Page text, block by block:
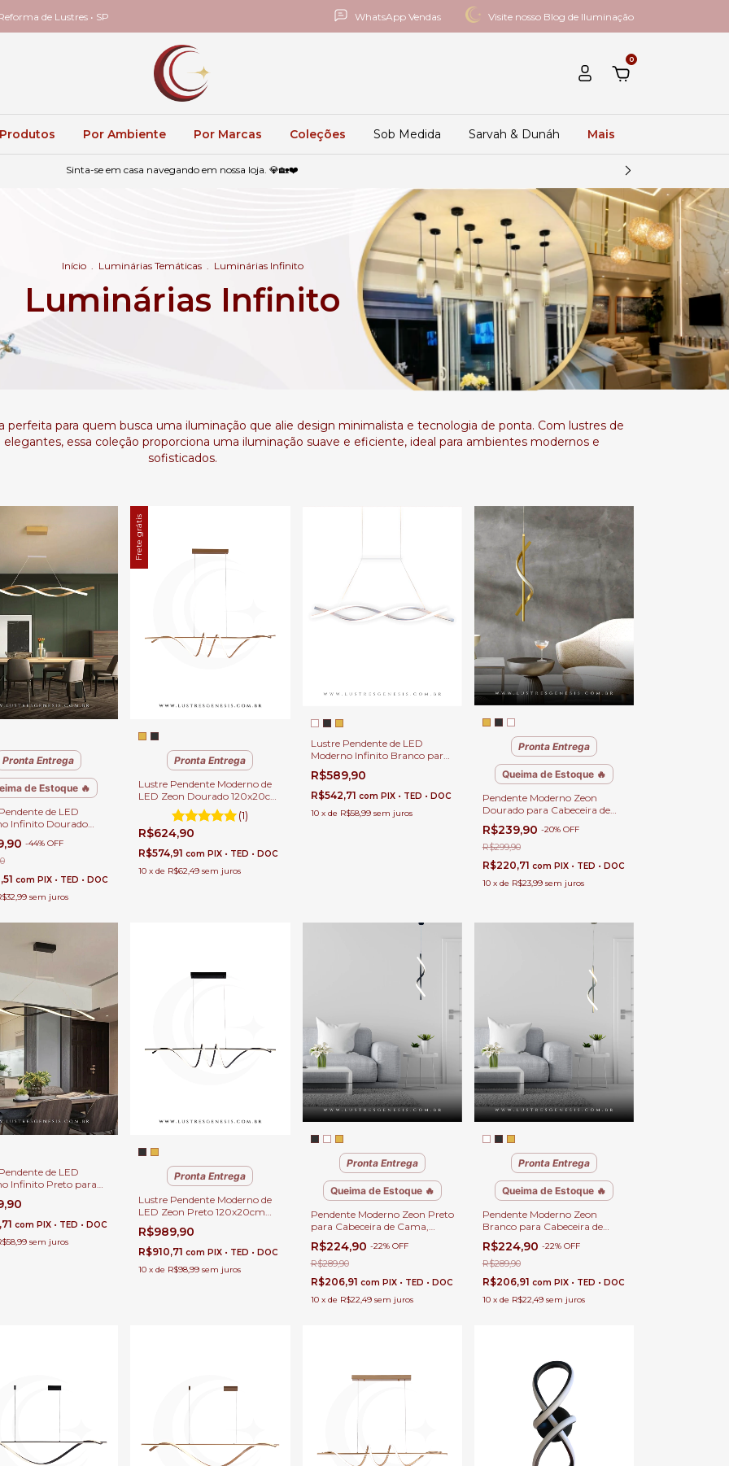
de Lustres • SP WhatsApp Vendas Visite nosso Blog de Iluminação
0
Por Ambiente Por Marcas Coleções Sob Medida Sarvah & Dunáh Mais
Sinta-se em casa navegando em nossa loja. 💎🏡❤️
Início . Luminárias Temáticas . Luminárias Infinito
Luminárias Infinito
perfeita para quem busca uma iluminação que alie design minimalista e tecnologia de ponta. Com lustres de
essa coleção proporciona uma iluminação suave e eficiente, ideal para ambientes modernos e
sofisticados.
Pronta Entrega
de Estoque 🔥
de LED
Infinito Dourado
de Jantar, Quartos,
e Escritórios
-44% OFF
com PIX • TED • DOC
sem juros
Frete grátis
Pronta Entrega
Lustre Pendente Moderno de
LED Zeon Dourado 120x20cm
para Sala de Jantar, Quartos e
Sala de Estar e Apartamento
(1)
R$624,90
R$574,91com PIX • TED • DOC
10 xde R$62,49 sem juros
Lustre Pendente de LED
Moderno Infinito Branco para
Sala de Jantar, Quartos, Sala
de Estar e Escritórios
R$589,90
R$542,71 com PIX • TED • DOC
10 x de R$58,99 sem juros
Pronta Entrega
Queima de Estoque 🔥
Pendente Moderno Zeon
Dourado para Cabeceira de
Cama, Balcão de Cozinha,
Quartos, Lavabo e Banheiro
R$239,90 -20% OFF
R$299,90
R$220,71 com PIX • TED • DOC
10 x de R$23,99 sem juros
de LED
Infinito Preto para
Jantar, Quartos, Sala
e Escritórios
com PIX • TED • DOC
sem juros
Pronta Entrega
Lustre Pendente Moderno de
LED Zeon Preto 120x20cm
para Sala de Jantar, Quartos e
Sala de Estar e Apartamento
R$989,90
R$910,71com PIX • TED • DOC
10 xde R$98,99 sem juros
Pronta Entrega
Queima de Estoque 🔥
Pendente Moderno Zeon Preto
para Cabeceira de Cama,
Balcão de Cozinha, Quartos,
Lavabo e Banheiro
R$224,90 -22% OFF
R$289,90
R$206,91 com PIX • TED • DOC
10 x de R$22,49 sem juros
Pronta Entrega
Queima de Estoque 🔥
Pendente Moderno Zeon
Branco para Cabeceira de
Cama, Balcão de Cozinha,
Quartos, Lavabo e Banheiro
R$224,90 -22% OFF
R$289,90
R$206,91 com PIX • TED • DOC
10 x de R$22,49 sem juros